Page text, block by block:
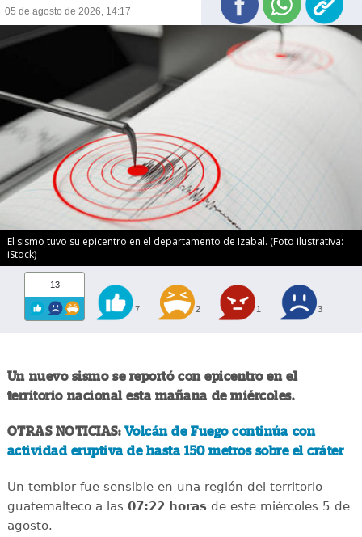
05 de agosto de 2026, 14:17
El sismo tuvo su epicentro en el departamento de Izabal. (Foto ilustrativa:
iStock)
13
7 2 1 3
Un nuevo sismo se reportó con epicentro en el
territorio nacional esta mañana de miércoles.
OTRAS NOTICIAS: Volcán de Fuego continúa con
actividad eruptiva de hasta 150 metros sobre el cráter
Un temblor fue sensible en una región del territorio
guatemalteco a las 07:22 horasde este miércoles 5 de
agosto.